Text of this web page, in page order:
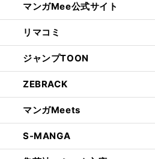
マンガMee公式サイト
リマコミ
ジャンプTOON
ZEBRACK
マンガMeets
S-MANGA